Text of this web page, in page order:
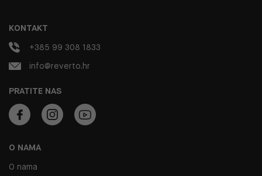
O NAMA
O nama
PRATITE NAS
KONTAKT
+385 99 308 1833
info@reverto.hr